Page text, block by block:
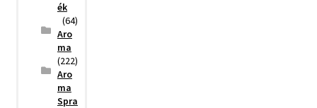
ék
(64)
Aro
ma
(222)
Aro
ma
Spra